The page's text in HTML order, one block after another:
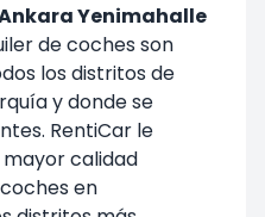
Yenimahalle
de coches son
los distritos de
y donde se
RentiCar le
calidad
en